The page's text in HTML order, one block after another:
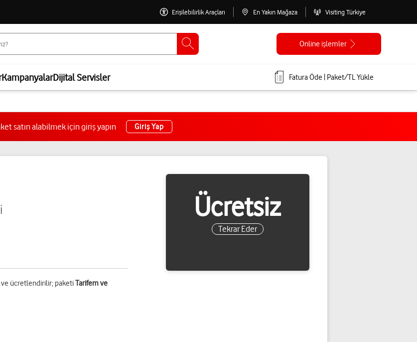
Erişilebilirlik Araçları En Yakın Mağaza Visiting Türkiye
Online işlemler
KampanyalarDijital Servisler Fatura Öde | Paket/TL Yükle
satın alabilmek için giriş yapın Giriş Yap
ücretlendirilir; paketiTarifem ve
Ücretsiz
Tekrar Eder